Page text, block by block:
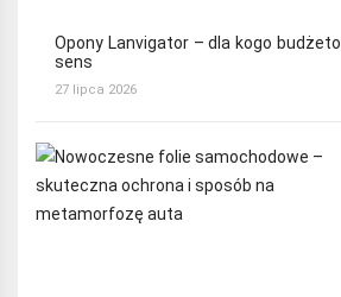
Opony Lanvigator – dla kogo
sens
27 lipca 2026